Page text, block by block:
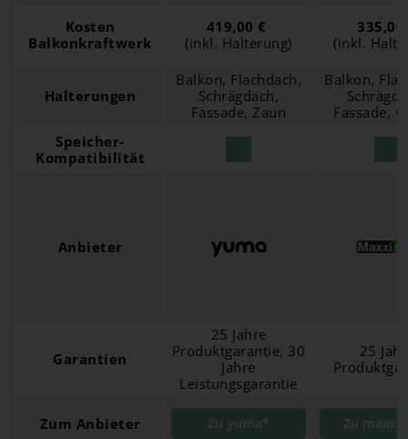
Kosten
Balkonkraftwerk
419,00 €
(inkl. Halterung)
335,00
(inkl.
Halterungen
Balkon, Flachdach,
Schrägdach,
Fassade, Zaun
Balkon,
Fassade,
Speicher-
Kompatibilität
Anbieter
Garantien
25 Jahre
Produktgarantie, 30
Jahre
Leistungsgarantie
25
Zum Anbieter Zu yuma* Zu